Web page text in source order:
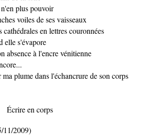
plus pouvoir
voiles de ses vaisseaux
cathédrales en lettres couronnées
elle s'évapore
absence à l'encre vénitienne
ma plume dans l'échancrure de son corps
en corps
11/2009)